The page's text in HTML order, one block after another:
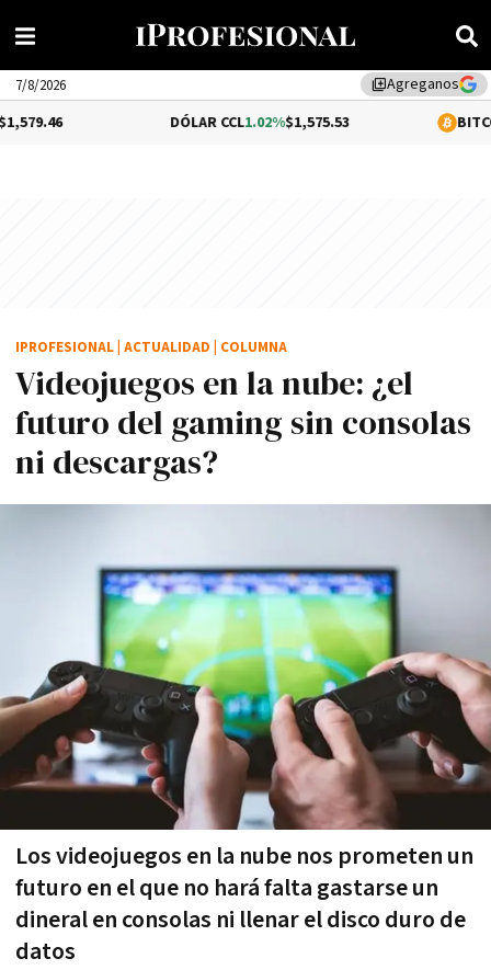
library_addAgreganos
7/8/2026
DÓLAR CCL1.02%$1,575.53 BITCOIN-0.31%
Videojuegos en la nube: ¿el
futuro del gaming sin consolas
ni descargas?
Los videojuegos en la nube nos prometen un
futuro en el que no hará falta gastarse un
dineral en consolas ni llenar el disco duro de
datos
IPROFESIONAL ACTUALIDAD COLUMNA